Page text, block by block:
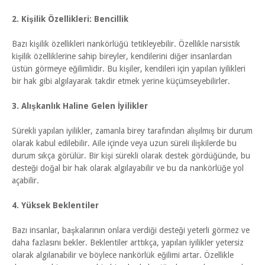
2. Kişilik Özellikleri: Bencillik
Bazı kişilik özellikleri nankörlüğü tetikleyebilir. Özellikle narsistik
kişilik özelliklerine sahip bireyler, kendilerini diğer insanlardan
üstün görmeye eğilimlidir. Bu kişiler, kendileri için yapılan iyilikleri
bir hak gibi algılayarak takdir etmek yerine küçümseyebilirler.
3. Alışkanlık Haline Gelen İyilikler
Sürekli yapılan iyilikler, zamanla birey tarafından alışılmış bir durum
olarak kabul edilebilir. Aile içinde veya uzun süreli ilişkilerde bu
durum sıkça görülür. Bir kişi sürekli olarak destek gördüğünde, bu
desteği doğal bir hak olarak algılayabilir ve bu da nankörlüğe yol
açabilir.
4. Yüksek Beklentiler
Bazı insanlar, başkalarının onlara verdiği desteği yeterli görmez ve
daha fazlasını bekler. Beklentiler arttıkça, yapılan iyilikler yetersiz
olarak algılanabilir ve böylece nankörlük eğilimi artar. Özellikle